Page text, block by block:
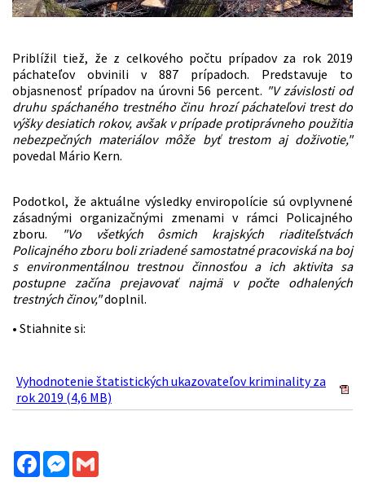
Priblížil tiež, že z celkového počtu prípadov za rok 2019
páchateľov obvinili v 887 prípadoch. Predstavuje to
objasnenosť prípadov na úrovni 56 percent. "V závislosti od
druhu spáchaného trestného činu hrozí páchateľovi trest do
výšky desiatich rokov, avšak v prípade protiprávneho použitia
nebezpečných materiálov môže byť trestom aj doživotie,"
povedal Mário Kern.
Podotkol, že aktuálne výsledky enviropolície sú ovplyvnené
zásadnými organizačnými zmenami v rámci Policajného
zboru.
"Vo všetkých ôsmich krajských riaditeľstvách
Policajného zboru boli zriadené samostatné pracoviská na boj
s environmentálnou trestnou činnosťou a ich aktivita sa
postupne začína prejavovať najmä v počte odhalených
trestných činov,"doplnil.
• Stiahnite si:
Vyhodnotenie štatistických ukazovateľov kriminality za
rok 2019 (4,6 MB)
FacebookMessenger